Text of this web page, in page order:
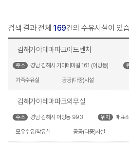
검색 결과 전체 169건의 수유시설이 있
김해가야테마파크어드벤처
주소 경남 김해시 가야테마길 161 (어방동)
가족수유실 공공(다중)시설
김해가야테마파크의무실
주소 경남 김해시 어방동 993 위치 매표
모유수유/착유실 공공(다중)시설